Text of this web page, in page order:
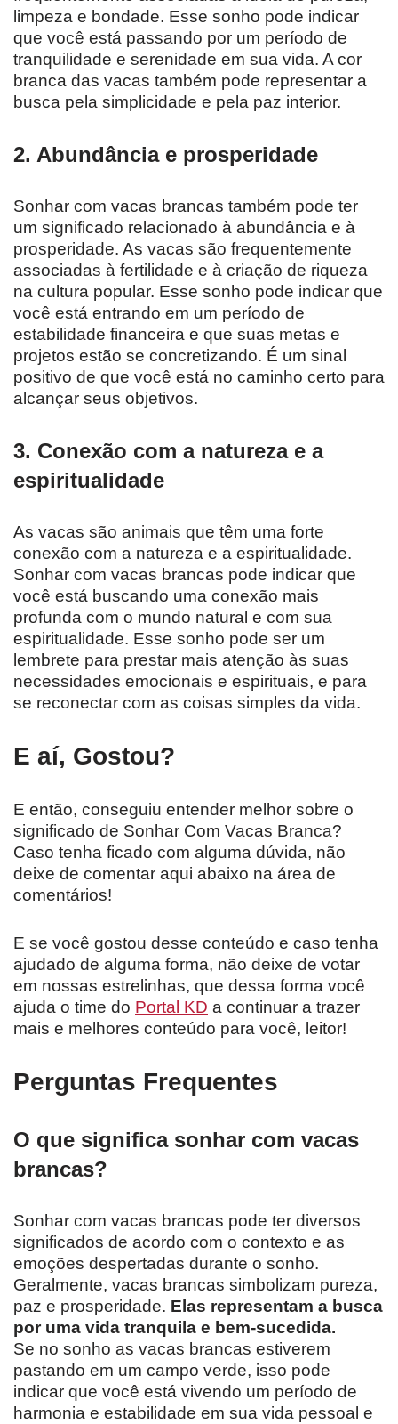
limpeza e bondade. Esse sonho pode indicar
que você está passando por um período de
tranquilidade e serenidade em sua vida. A cor
branca das vacas também pode representar a
busca pela simplicidade e pela paz interior.
2. Abundância e prosperidade
Sonhar com vacas brancas também pode ter
um significado relacionado à abundância e à
prosperidade. As vacas são frequentemente
associadas à fertilidade e à criação de riqueza
na cultura popular. Esse sonho pode indicar que
você está entrando em um período de
estabilidade financeira e que suas metas e
projetos estão se concretizando. É um sinal
positivo de que você está no caminho certo para
alcançar seus objetivos.
3. Conexão com a natureza e a
espiritualidade
As vacas são animais que têm uma forte
conexão com a natureza e a espiritualidade.
Sonhar com vacas brancas pode indicar que
você está buscando uma conexão mais
profunda com o mundo natural e com sua
espiritualidade. Esse sonho pode ser um
lembrete para prestar mais atenção às suas
necessidades emocionais e espirituais, e para
se reconectar com as coisas simples da vida.
E aí, Gostou?
E então, conseguiu entender melhor sobre o
significado de Sonhar Com Vacas Branca?
Caso tenha ficado com alguma dúvida, não
deixe de comentar aqui abaixo na área de
comentários!
E se você gostou desse conteúdo e caso tenha
ajudado de alguma forma, não deixe de votar
em nossas estrelinhas, que dessa forma você
ajuda o time do Portal KD a continuar a trazer
mais e melhores conteúdo para você, leitor!
Perguntas Frequentes
O que significa sonhar com vacas
brancas?
Sonhar com vacas brancas pode ter diversos
significados de acordo com o contexto e as
emoções despertadas durante o sonho.
Geralmente, vacas brancas simbolizam pureza,
paz e prosperidade. Elas representam a busca
por uma vida tranquila e bem-sucedida.
Se no sonho as vacas brancas estiverem
pastando em um campo verde, isso pode
indicar que você está vivendo um período de
harmonia e estabilidade em sua vida pessoal e